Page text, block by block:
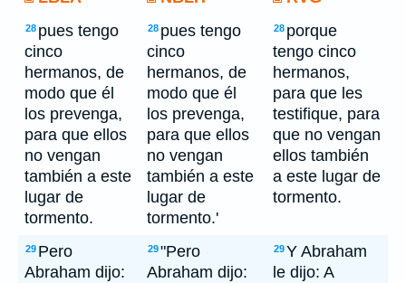
28 pues tengo
cinco
hermanos, de
modo que él
los prevenga,
para que ellos
no vengan
también a este
lugar de
tormento.
28 pues tengo
cinco
hermanos, de
modo que él
los prevenga,
para que ellos
no vengan
también a este
lugar de
tormento.'
28 porque
tengo cinco
hermanos,
para que les
testifique, para
que no vengan
ellos también
a este lugar de
tormento.
29 Pero
Abraham dijo:
29"Pero
Abraham dijo:
29Y Abraham
le dijo: A